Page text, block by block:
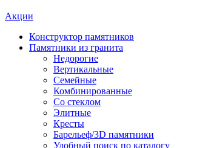
Акции
Конструктор памятников
Памятники из гранита
Недорогие
Вертикальные
Семейные
Комбинированные
Со стеклом
Элитные
Кресты
Барельеф/3D памятники
Удобный поиск по каталогу